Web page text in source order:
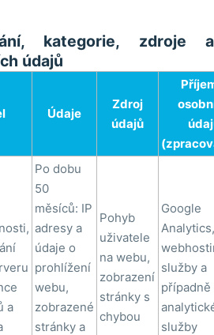
kategorie, zdroje a
údajů
Údaje
Zdroj
údajů
a
Po dobu
50
měsíců: IP
adresy a
údaje o
prohlížení
webu,
zobrazené
stránky a
Pohyb
uživatele
na webu,
zobrazení
stránky s
chybou
Google
Analytics,
služby a
případně
služby